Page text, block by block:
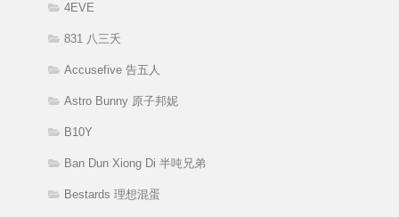
4EVE
831 八三夭
Accusefive 告五人
Astro Bunny 原子邦妮
B10Y
Ban Dun Xiong Di 半吨兄弟
Bestards 理想混蛋